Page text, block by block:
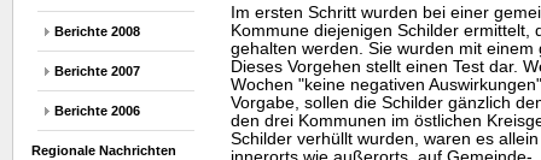
Berichte 2008
Berichte 2007
Berichte 2006
Regionale Nachrichten
Im ersten Schritt wurden bei einer
Kommune diejenigen Schilder ermittelt,
gehalten werden. Sie wurden mit
Dieses Vorgehen stellt einen Test dar.
Wochen "keine negativen
Vorgabe, sollen die Schilder gänzlich
den drei Kommunen im östlichen
Schilder verhüllt wurden, waren es